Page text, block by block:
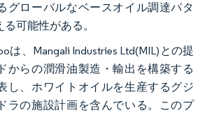
グローバルなベースオイル調達パタ
可能性がある。
は、Mangali Industries Ltd(MIL)との提
からの潤滑油製造・輸出を構築する
し、ホワイトオイルを生産するグジ
ラの施設計画を含んでいる。このプ